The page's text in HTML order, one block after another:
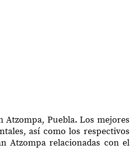
Puebla. Los mejores
así como los respectivos
Atzompa relacionadas con el